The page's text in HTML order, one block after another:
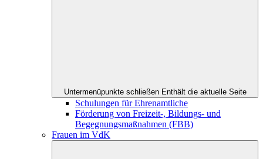
Untermenüpunkte schließen Enthält die aktuelle Seite
Schulungen für Ehrenamtliche
Förderung von Freizeit-, Bildungs- und
Begegnungsmaßnahmen (FBB)
Frauen im VdK